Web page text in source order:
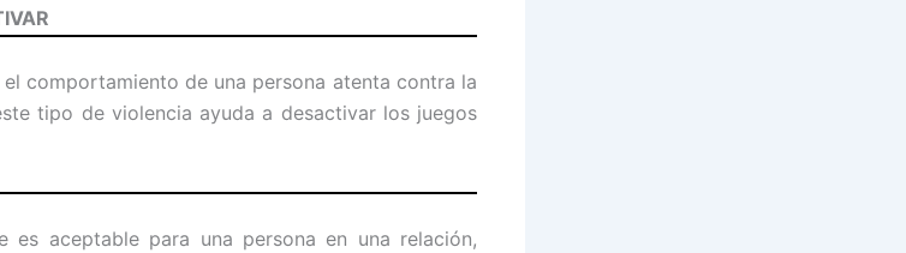
comportamiento de una persona atenta contra la
tipo de violencia ayuda a desactivar los juegos
es aceptable para una persona en una relación,